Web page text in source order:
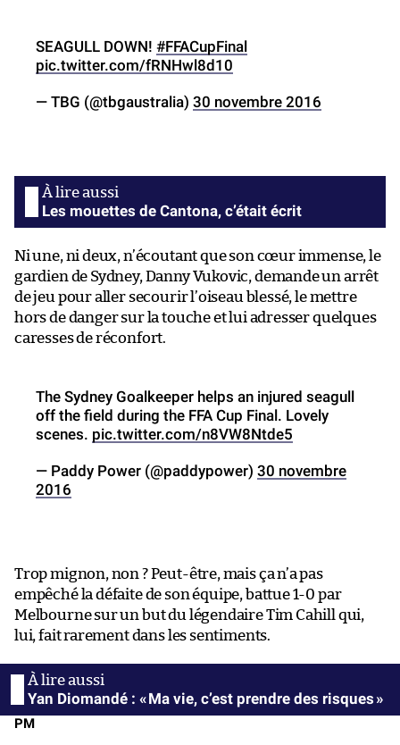
SEAGULL DOWN! #FFACupFinal
pic.twitter.com/fRNHwl8d10
— TBG (@tbgaustralia) 30 novembre 2016
Les mouettes de Cantona, c’était écrit
Ni une, ni deux, n’écoutant que son cœur immense, le
gardien de Sydney, Danny Vukovic, demande un arrêt
de jeu pour aller secourir l’oiseau blessé, le mettre
hors de danger sur la touche et lui adresser quelques
caresses de réconfort.
The Sydney Goalkeeper helps an injured seagull
off the field during the FFA Cup Final. Lovely
scenes. pic.twitter.com/n8VW8Ntde5
— Paddy Power (@paddypower) 30 novembre
2016
Trop mignon, non ? Peut-être, mais ça n’a pas
empêché la défaite de son équipe, battue 1-0 par
Melbourne sur un but du légendaire Tim Cahill qui,
lui, fait rarement dans les sentiments.
Yan Diomandé : « Ma vie, c’est prendre des risques »
PM